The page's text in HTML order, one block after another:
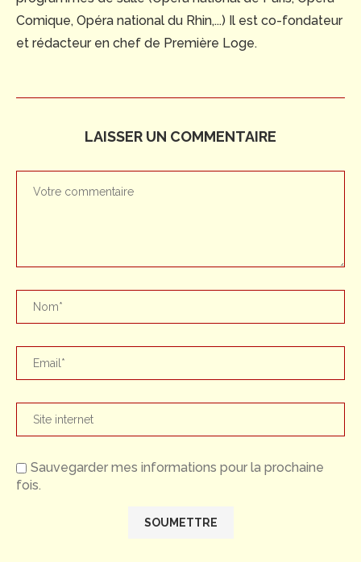
Comique, Opéra national du Rhin,...) Il est co-fondateur
et rédacteur en chef de Première Loge.
LAISSER UN COMMENTAIRE
Sauvegarder mes informations pour la prochaine
fois.